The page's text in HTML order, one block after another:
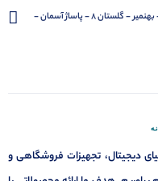
مازندران - بابلسر - بهنمیر - گلستان 8 - پاساژ آسمان -
دیجیتال، تجهیزات فروشگاهی و